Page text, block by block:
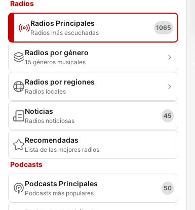
Radios
Radios Principales
Radios más escuchadas
1065
Radios por género
15 géneros musicales
Radios por regiones
Radios locales
Noticias
Radios noticiosas
45
Recomendadas
Lista de las mejores radios
Podcasts
Podcasts Principales
Podcasts más populares
50